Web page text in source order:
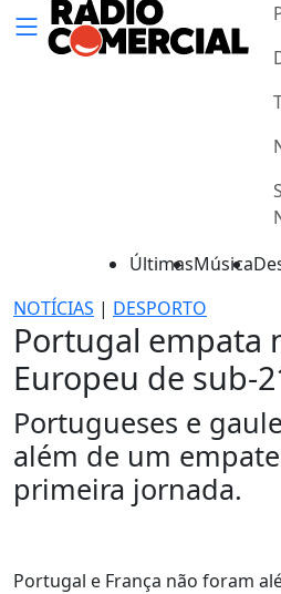
ÚltimasMúsica
NOTÍCIAS | DESPORTO
Portugal empata
Europeu de sub-
Portugueses e
além de um
primeira jornada.
Portugal e França não foram